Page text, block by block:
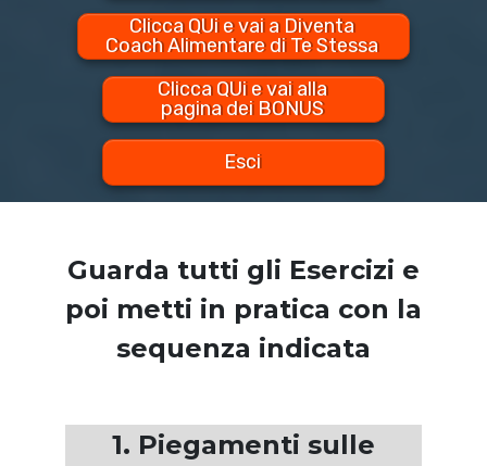
Clicca QUi e vai a Diventa
Coach Alimentare di Te Stessa
Clicca QUi e vai alla
pagina dei BONUS
Esci
Guarda tutti gli Esercizi e
poi metti in pratica con la
sequenza indicata
1. Piegamenti sulle